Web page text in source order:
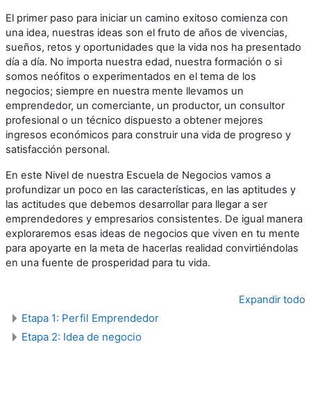
El primer paso para iniciar un camino exitoso comienza con
una idea, nuestras ideas son el fruto de años de vivencias,
sueños, retos y oportunidades que la vida nos ha presentado
día a día. No importa nuestra edad, nuestra formación o si
somos neófitos o experimentados en el tema de los
negocios; siempre en nuestra mente llevamos un
emprendedor, un comerciante, un productor, un consultor
profesional o un técnico dispuesto a obtener mejores
ingresos económicos para construir una vida de progreso y
satisfacción personal.
En este Nivel de nuestra Escuela de Negocios vamos a
profundizar un poco en las características, en las aptitudes y
las actitudes que debemos desarrollar para llegar a ser
emprendedores y empresarios consistentes. De igual manera
exploraremos esas ideas de negocios que viven en tu mente
para apoyarte en la meta de hacerlas realidad convirtiéndolas
en una fuente de prosperidad para tu vida.
Expandir todo
Etapa 1: Perfil Emprendedor
Etapa 2: Idea de negocio